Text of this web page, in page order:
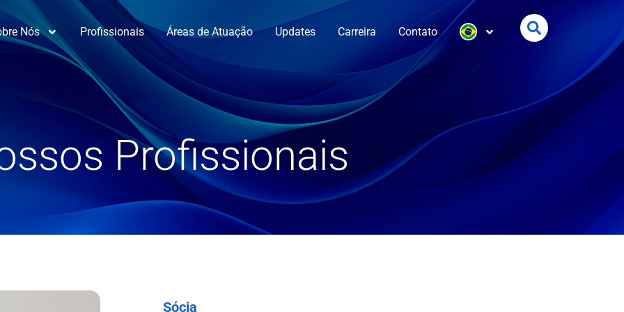
Nós Profissionais Áreas de Atuação Updates Carreira Contato
Profissionais
Sócia